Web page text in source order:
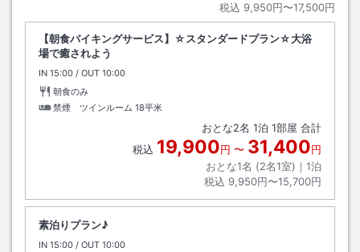
税込 9,950円〜17,500円
【朝食バイキングサービス】☆スタンダードプラン☆大浴
場で癒されよう
IN チェックイン
15:00 / OUT チェックアウト
10:00
朝食のみ
禁煙 ツインルーム 18平米
おとな2名 1泊 1部屋 合計
税込 19,900円 〜 31,400円
おとな1名 (2名1室)｜ 1泊
税込 9,950円〜15,700円
素泊りプラン♪
IN チェックイン
15:00 / OUT チェックアウト
10:00